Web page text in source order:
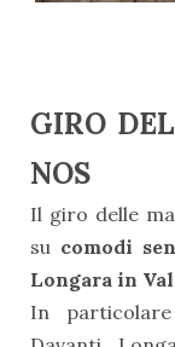
GIRO
NOS
Il giro delle
su comodi
Longara in
In